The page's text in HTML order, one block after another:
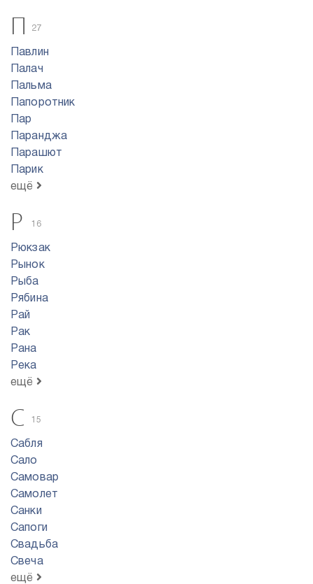
П 27
Павлин
Палач
Пальма
Папоротник
Пар
Паранджа
Парашют
Парик
ещё
Р 16
Рюкзак
Рынок
Рыба
Рябина
Рай
Рак
Рана
Река
ещё
С 15
Сабля
Сало
Самовар
Самолет
Санки
Сапоги
Свадьба
Свеча
ещё